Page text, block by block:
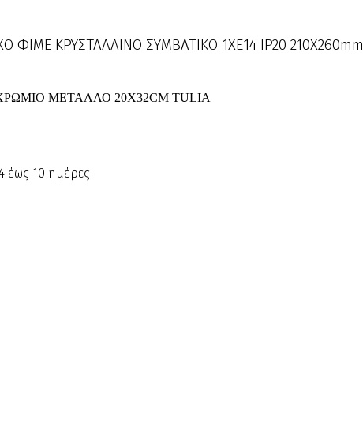
ΦΙΜΕ ΚΡΥΣΤΑΛΛΙΝΟ ΣΥΜΒΑΤΙΚΟ 1ΧΕ14 IP20 210Χ260mm
ΜΕΤΑΛΛΟ 20X32CM TULIA
έως 10 ημέρες